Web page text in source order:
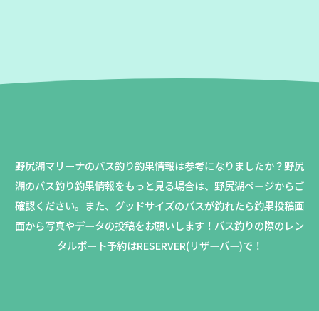
野尻湖マリーナのバス釣り釣果情報は参考になりましたか？野尻
湖のバス釣り釣果情報をもっと見る場合は、野尻湖ページからご
確認ください。 また、グッドサイズのバスが釣れたら釣果投稿画
面から写真やデータの投稿をお願いします！バス釣りの際のレン
タルボート予約はRESERVER(リザーバー)で！